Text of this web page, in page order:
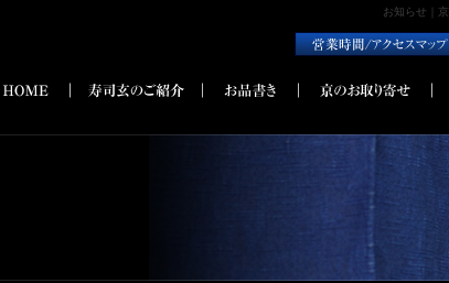
お知らせ｜